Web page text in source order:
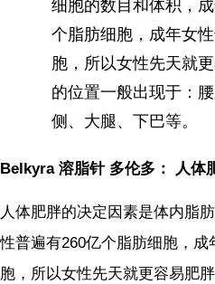
细胞的数目和体积，
个脂肪细胞，成年女
胞，所以女性先天就
的位置一般出现于：
侧、大腿、下巴等。
Belkyra 溶脂针 多伦多： 人体
人体肥胖的决定因素是体内脂
性普遍有260亿个脂肪细胞，
胞，所以女性先天就更容易肥